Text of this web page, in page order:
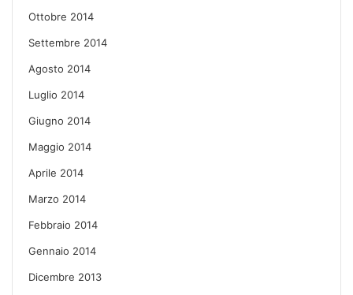
Ottobre 2014
Settembre 2014
Agosto 2014
Luglio 2014
Giugno 2014
Maggio 2014
Aprile 2014
Marzo 2014
Febbraio 2014
Gennaio 2014
Dicembre 2013